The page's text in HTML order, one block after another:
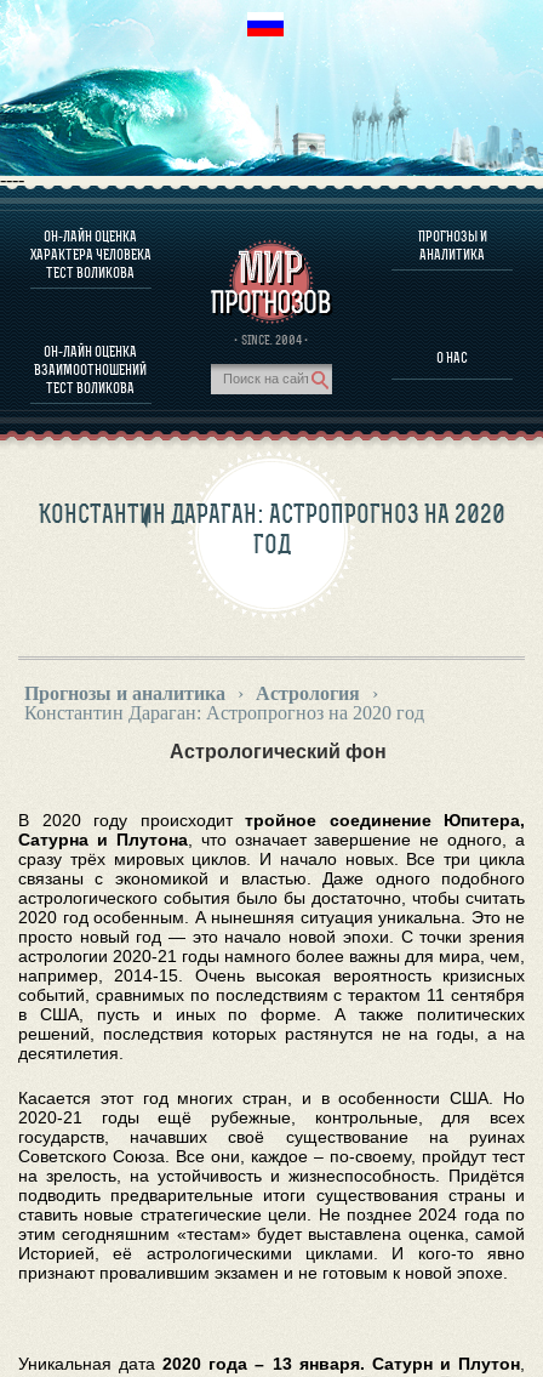
----
ОН-ЛАЙН ОЦЕНКА
ХАРАКТЕРА ЧЕЛОВЕКА
ТЕСТ ВОЛИКОВА
ОН-ЛАЙН ОЦЕНКА
ВЗАИМООТНОШЕНИЙ
ТЕСТ ВОЛИКОВА
· SINCE. 2004 ·
ПРОГНОЗЫ И
АНАЛИТИКА
О НАС
О ПРОГРАММЕ
ОЦЕНКА ХАРАКТЕРA ЧЕЛОВЕКА
ОЦЕНКА ХАРАКТЕРА ВЫДАЮЩИХСЯ ЛИЧНОСТЕЙ
О ПРОГРАММЕ
ПРОГНОЗЫ И АНАЛИТИКА
КОНСТАНТИН ДАРАГАН: АСТРОПРОГНОЗ НА 2020
ГОД
Прогнозы и аналитика › Астрология
›
Константин Дараган: Астропрогноз на 2020 год
Астрологический фон
В 2020 году происходит тройное соединение Юпитера,
Сатурна и Плутона, что означает завершение не одного, а
сразу трёх мировых циклов. И начало новых. Все три цикла
связаны с экономикой и властью. Даже одного подобного
астрологического события было бы достаточно, чтобы считать
2020 год особенным. А нынешняя ситуация уникальна. Это не
просто новый год — это начало новой эпохи. С точки зрения
астрологии 2020-21 годы намного более важны для мира, чем,
например, 2014-15. Очень высокая вероятность кризисных
событий, сравнимых по последствиям с терактом 11 сентября
в США, пусть и иных по форме. А также политических
решений, последствия которых растянутся не на годы, а на
десятилетия.
Касается этот год многих стран, и в особенности США. Но
2020-21 годы ещё рубежные, контрольные, для всех
государств, начавших своё существование на руинах
Советского Союза. Все они, каждое – по-своему, пройдут тест
на зрелость, на устойчивость и жизнеспособность. Придётся
подводить предварительные итоги существования страны и
ставить новые стратегические цели. Не позднее 2024 года по
этим сегодняшним «тестам» будет выставлена оценка, самой
Историей, её астрологическими циклами. И кого-то явно
признают провалившим экзамен и не готовым к новой эпохе.
Уникальная дата2020 года – 13 января. Сатурн и Плутон